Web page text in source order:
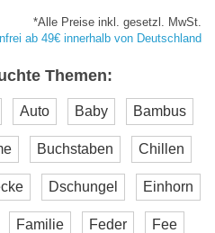
*Alle Preise inkl. gesetzl. MwSt.
ab 49€ innerhalb von Deutschland
Themen:
Auto Baby Bambus
Buchstaben Chillen
Dschungel Einhorn
Familie Feder Fee